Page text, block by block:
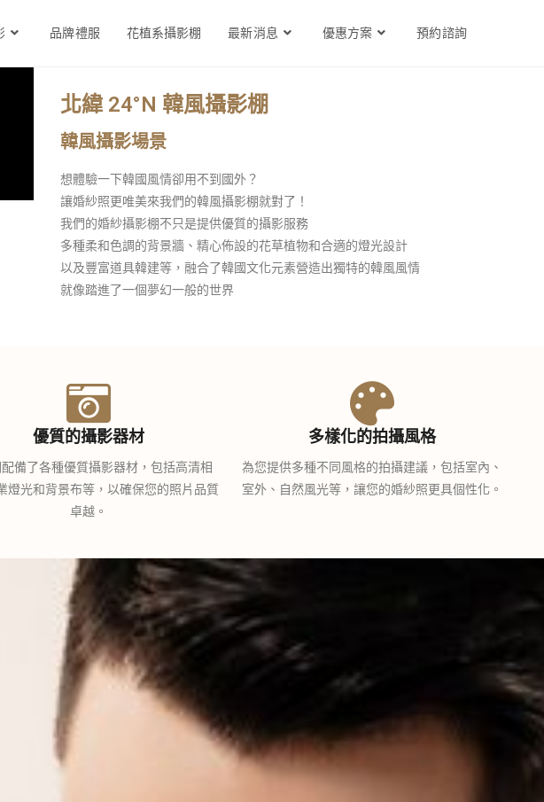
品牌禮服 花植系攝影棚 最新消息 優惠方案 預約諮詢
北緯 24°N 韓風攝影棚
韓風攝影場景
想體驗一下韓國風情卻用不到國外？
讓婚紗照更唯美來我們的韓風攝影棚就對了！
我們的婚紗攝影棚不只是提供優質的攝影服務
多種柔和色調的背景牆、精心佈設的花草植物和合適的燈光設計
以及豐富道具韓建等，融合了韓國文化元素營造出獨特的韓風風情
就像踏進了一個夢幻一般的世界
優質的攝影器材
備了各種優質攝影器材，包括高清相
燈光和背景布等，以確保您的照片品質
卓越。
多樣化的拍攝風格
為您提供多種不同風格的拍攝建議，包括室內、
室外、自然風光等，讓您的婚紗照更具個性化。